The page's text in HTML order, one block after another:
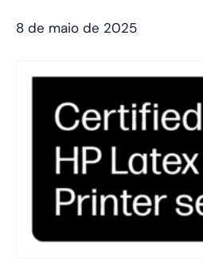
8 de maio de 2025